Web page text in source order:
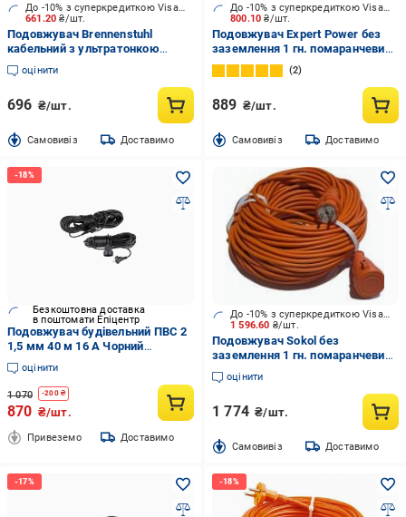
661.20₴/шт.
До -10% з суперкредиткою Visa Вигода
Подовжувач Brennenstuhl
кабельний з ультратонкою
вилкою із заземленням 1 гн.
білий 3 м 1168980230
оцінити
696 ₴/шт.
Cамовивіз Доставимо
800.10₴/шт.
До -10% з суперкредиткою Visa Вигода
Подовжувач Expert Power без
заземлення 1 гн. помаранчевий
25 м BNG-ECH2G075M25
2
889 ₴/шт.
Cамовивіз Доставимо
Безкоштовна доставка
в поштомати Епіцентр
Подовжувач будівельний ПВС 2
1,5 мм 40 м 16 А Чорний
(3890654)
оцінити
1 070 -200₴
870 ₴/шт.
Привеземо Доставимо
1 596.60 ₴/шт.
До -10% з суперкредиткою Visa Вигода
Подовжувач Sokol без
заземлення 1 гн. помаранчевий
50 м 166994
оцінити
1 774 ₴/шт.
Cамовивіз Доставимо